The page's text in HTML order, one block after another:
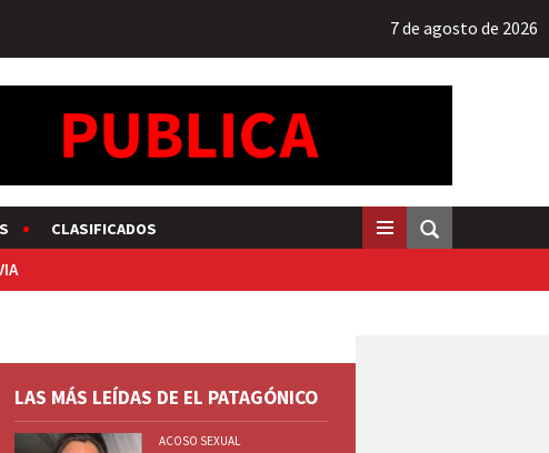
7 de agosto de 2026
CLASIFICADOS
LAS MÁS LEÍDAS DE EL PATAGÓNICO
ACOSO SEXUAL